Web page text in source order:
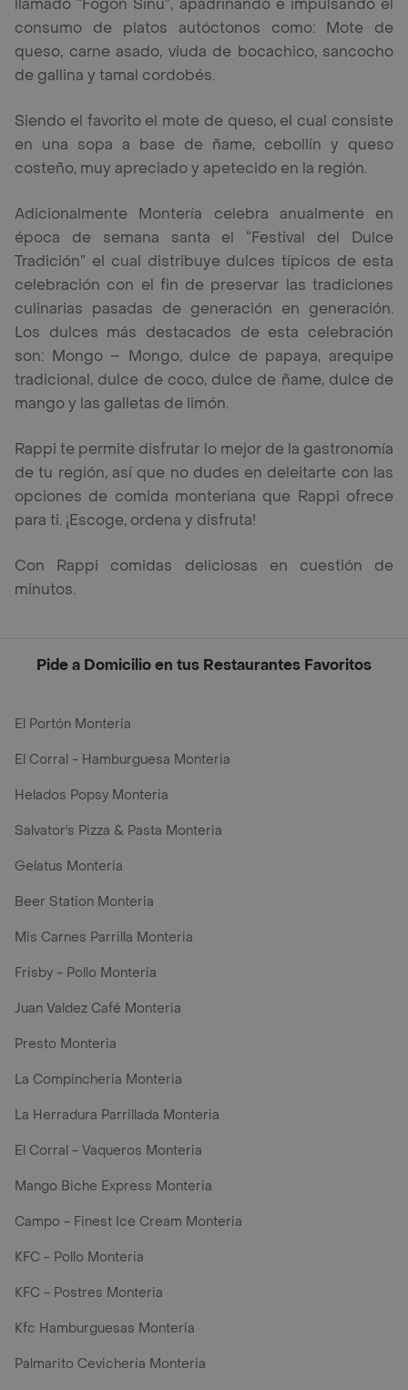
llamado “Fogón Sinú”, apadrinando e impulsando el
consumo de platos autóctonos como: Mote de
queso, carne asado, viuda de bocachico, sancocho
de gallina y tamal cordobés.
Siendo el favorito el mote de queso, el cual consiste
en una sopa a base de ñame, cebollín y queso
costeño, muy apreciado y apetecido en la región.
Adicionalmente Montería celebra anualmente en
época de semana santa el “Festival del Dulce
Tradición” el cual distribuye dulces típicos de esta
celebración con el fin de preservar las tradiciones
culinarias pasadas de generación en generación.
Los dulces más destacados de esta celebración
son: Mongo – Mongo, dulce de papaya, arequipe
tradicional, dulce de coco, dulce de ñame, dulce de
mango y las galletas de limón.
Rappi te permite disfrutar lo mejor de la gastronomía
de tu región, así que no dudes en deleitarte con las
opciones de comida monteriana que Rappi ofrece
para ti. ¡Escoge, ordena y disfruta!
Con Rappi comidas deliciosas en cuestión de
minutos.
Pide a Domicilio en tus Restaurantes Favoritos
El Portón Monteria
El Corral - Hamburguesa Monteria
Helados Popsy Monteria
Salvator's Pizza & Pasta Monteria
Gelatus Monteria
Beer Station Monteria
Mis Carnes Parrilla Monteria
Frisby - Pollo Monteria
Juan Valdez Café Monteria
Presto Monteria
La Compincheria Monteria
La Herradura Parrillada Monteria
El Corral - Vaqueros Monteria
Mango Biche Express Monteria
Campo - Finest Ice Cream Monteria
KFC - Pollo Monteria
KFC - Postres Monteria
Kfc Hamburguesas Monteria
Palmarito Cevicheria Monteria